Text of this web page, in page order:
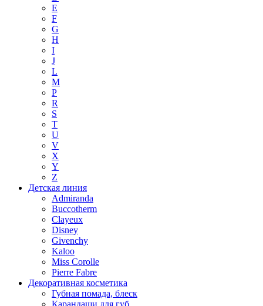
E
F
G
H
I
J
L
M
P
R
S
T
U
V
X
Y
Z
Детская линия
Admiranda
Buccotherm
Clayeux
Disney
Givenchy
Kaloo
Miss Corolle
Pierre Fabre
Декоративная косметика
Губная помада, блеск
Карандаши для губ